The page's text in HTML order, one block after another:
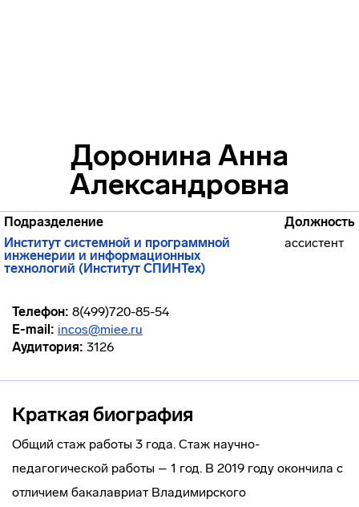
Доронина Анна
Александровна
Подразделение
Должность
Институт системной и программной
инженерии и информационных
технологий (Институт СПИНТех)
ассистент
Телефон: 8(499)720-85-54
E-mail: incos@miee.ru
Аудитория: 3126
Краткая биография
Общий стаж работы 3 года. Стаж научно-
педагогической работы – 1 год. В 2019 году окончила с
отличием бакалавриат Владимирского